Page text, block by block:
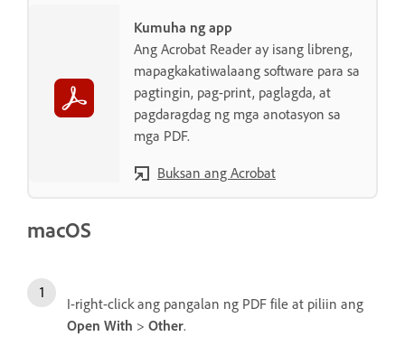
Kumuha ng app
Ang Acrobat Reader ay isang libreng,
mapagkakatiwalaang software para sa
pagtingin, pag-print, paglagda, at
pagdaragdag ng mga anotasyon sa
mga PDF.
Buksan ang Acrobat
macOS
I-right-click ang pangalan ng PDF file at piliin ang
Open With > Other.